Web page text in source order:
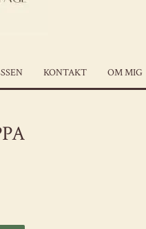
KONTAKT OM MIG